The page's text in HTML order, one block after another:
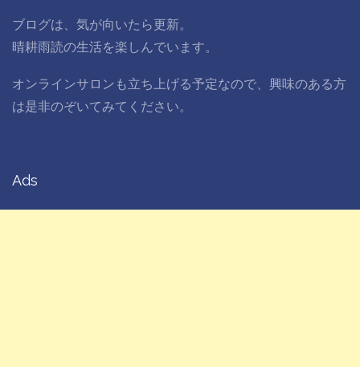
ブログは、気が向いたら更新。
晴耕雨読の生活を楽しんでいます。
オンラインサロンも立ち上げる予定なので、興味のある方
は是非のぞいてみてください。
Ads